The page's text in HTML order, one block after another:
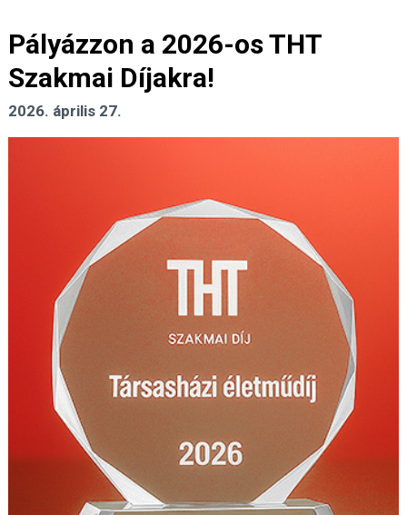
Pályázzon a 2026-os THT
Szakmai Díjakra!
2026. április 27.